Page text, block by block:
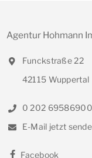
Agentur Hohmann
Funckstraße 22
42115 Wuppertal
0 202 69586900
E-Mail jetzt
Facebook